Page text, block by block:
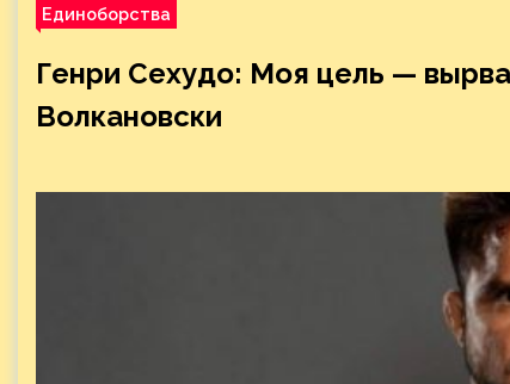
Единоборства
Генри Сехудо: Моя цель —
Волкановски